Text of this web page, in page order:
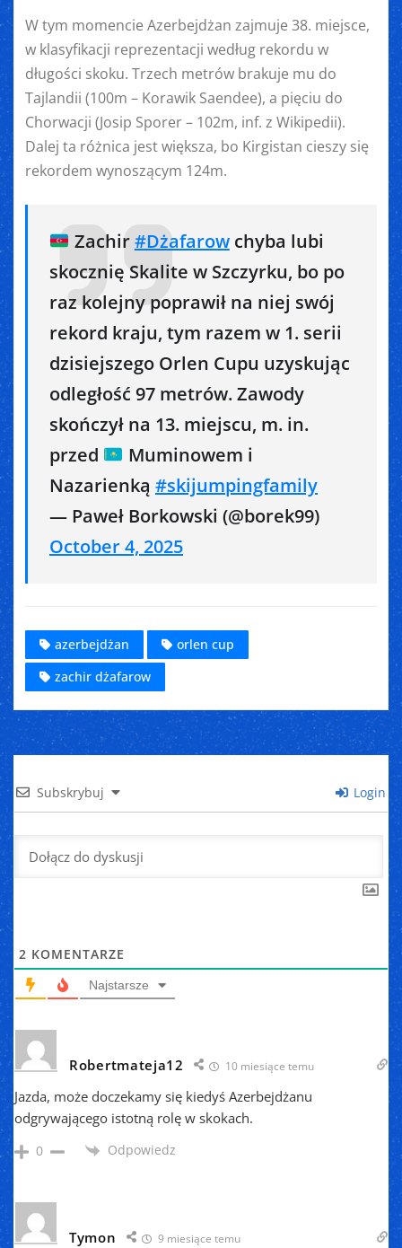
W tym momencie Azerbejdżan zajmuje 38. miejsce,
w klasyfikacji reprezentacji według rekordu w
długości skoku. Trzech metrów brakuje mu do
Tajlandii (100m – Korawik Saendee), a pięciu do
Chorwacji (Josip Sporer – 102m, inf. z Wikipedii).
Dalej ta różnica jest większa, bo Kirgistan cieszy się
rekordem wynoszącym 124m.
Zachir#Dżafarowchyba lubi
skocznię Skalite w Szczyrku, bo po
raz kolejny poprawił na niej swój
rekord kraju, tym razem w 1. serii
dzisiejszego Orlen Cupu uzyskując
odległość 97 metrów. Zawody
skończył na 13. miejscu, m. in.
przed
Muminowem i
Nazarienką #skijumpingfamily
— Paweł Borkowski (@borek99)
October 4, 2025
azerbejdżan
orlen cup
zachir dżafarow
Subskrybuj Login
2 KOMENTARZE
Najstarsze
Robertmateja12 10 miesiące temu
Jazda, może doczekamy się kiedyś Azerbejdżanu
odgrywającego istotną rolę w skokach.
0 Odpowiedz
Tymon 9 miesiące temu